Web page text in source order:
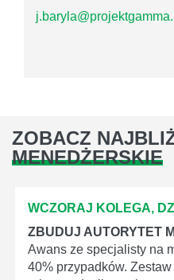
ZOBACZ
MENEDŻERSKIE
WCZORAJ KOLEGA,
ZBUDUJ AUTORYTET
Awans ze specjalisty na
40% przypadków.